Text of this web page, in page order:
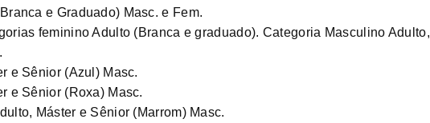
e Graduado) Masc. e Fem.
feminino Adulto (Branca e graduado). Categoria Masculino Adulto,
e Sênior (Azul) Masc.
e Sênior (Roxa) Masc.
Máster e Sênior (Marrom) Masc.